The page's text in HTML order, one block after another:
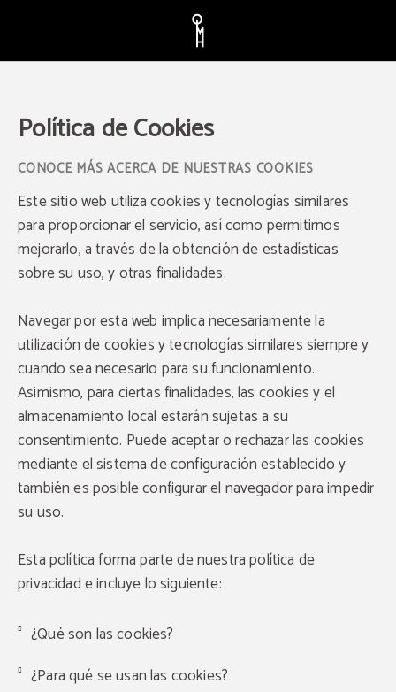
Política de Cookies
CONOCE MÁS ACERCA DE NUESTRAS COOKIES
Este sitio web utiliza cookies y tecnologías similares
para proporcionar el servicio, así como permitirnos
mejorarlo, a través de la obtención de estadísticas
sobre su uso, y otras finalidades.
Navegar por esta web implica necesariamente la
utilización de cookies y tecnologías similares siempre y
cuando sea necesario para su funcionamiento.
Asimismo, para ciertas finalidades, las cookies y el
almacenamiento local estarán sujetas a su
consentimiento. Puede aceptar o rechazar las cookies
mediante el sistema de configuración establecido y
también es posible configurar el navegador para impedir
su uso.
Esta política forma parte de nuestra política de
privacidad e incluye lo siguiente:
¿Qué son las cookies?
¿Para qué se usan las cookies?